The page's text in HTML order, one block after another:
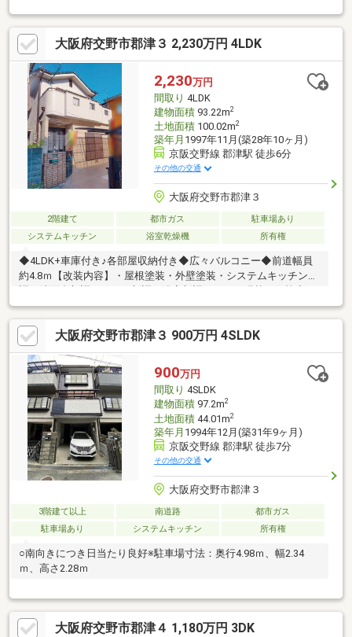
良好。◆ＬＤＫ約１６．７帖とゆったりお寛ぎいただけます。■
周辺施設■・交野みらい学園まで徒歩約１４００ｍ・交野幼稚園
まで徒歩約６５０ｍ・万代郡津店まで徒歩約５５０ｍ・ラッキー
交野店まで徒歩約６５０ｍ・セブンイレブン交野私部４丁目店ま
で徒歩約４５０ｍ・キリン堂交野店まで徒歩約４５０ｍ※駐車場
台数は車種によります。※写真中の家具等の調度品は売買対象に
含まれません。
大阪府交野市郡津３ 2,230万円 4LDK
2,230万円
間取り 4LDK
建物面積93.22m2
土地面積100.02m2
築年月 1997年11月(築28年10ヶ月)
京阪交野線 郡津駅 徒歩6分
その他の交通
大阪府交野市郡津３
2階建て 都市ガス
駐車場あり
システムキッチン
浴室乾燥機 所有権
◆4LDK+車庫付き♪各部屋収納付き◆広々バルコニー◆前道幅員
約4.8ｍ【改装内容】・屋根塗装・外壁塗装・システムキッチン新
ひお気軽に現地見学予約してください♪【フリーダイヤル☆0120-
86-0301】＼＼資料請求をご希望される方は、【オレンジのボタ
ン】をクリックしてお問い合わせくださいね／／
大阪府交野市郡津３ 900万円 4SLDK
900万円
間取り 4SLDK
建物面積97.2m2
土地面積44.01m2
築年月 1994年12月(築31年9ヶ月)
京阪交野線 郡津駅 徒歩7分
その他の交通
大阪府交野市郡津３
3階建て以上 南道路
都市ガス
駐車場あり
システムキッチン 所有権
○南向きにつき日当たり良好※駐車場寸法：奥行4.98ｍ、幅2.34
ｍ、高さ2.28ｍ
大阪府交野市郡津４ 1,180万円 3DK